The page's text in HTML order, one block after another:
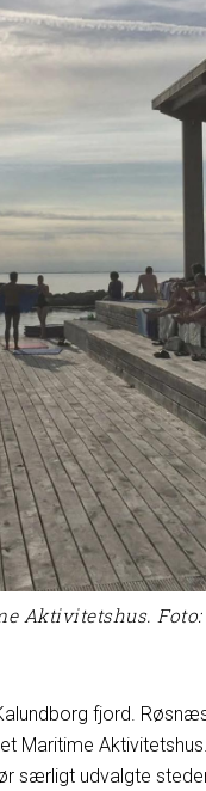
Aktivitetshus.
fjord.
Maritime
særligt udvalgte